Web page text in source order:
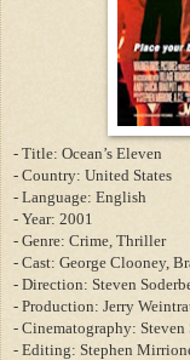
- Title: Ocean’s Eleven
- Country: United States
- Language: English
- Year: 2001
- Genre: Crime, Thriller
- Cast: George Clooney,
- Direction: Steven
- Production: Jerry
- Cinematography: Steven
- Editing: Stephen